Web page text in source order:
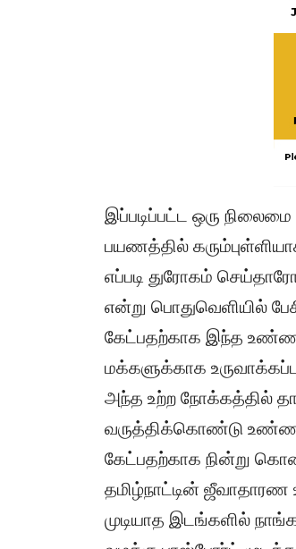
இப்படிப்பட்ட ஒரு
பயணத்தில்
எப்படி துரோகம்
என்று பொதுவெளியில்
கேட்பதற்காக இந்த
மக்களுக்காக
அந்த உற்ற நோக்கத்தில்
வருத்திக்கொண்டு
கேட்பதற்காக நின்று
தமிழ்நாட்டின்
முடியாத இடங்களில்